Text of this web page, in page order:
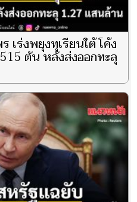
ร่งพยุงทุเรียนใต้ โค้ง
ตัน หลังส่งออกทะลุ